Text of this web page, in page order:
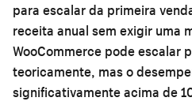
para escalar da primeira
receita anual sem exigir uma
WooCommerce pode escalar
teoricamente, mas o
significativamente acima de